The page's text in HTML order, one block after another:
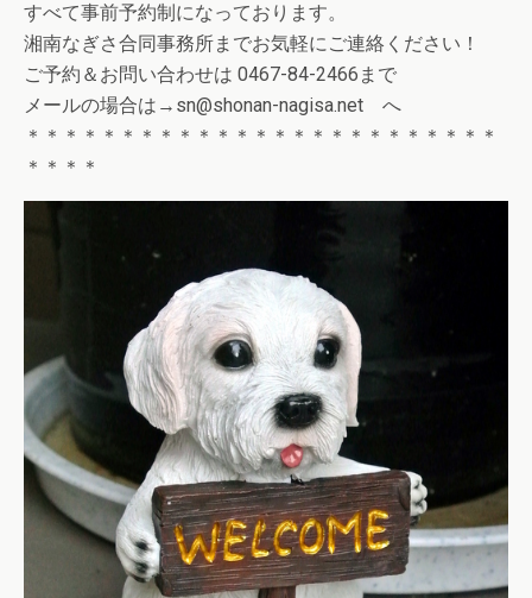
すべて事前予約制になっております。
湘南なぎさ合同事務所までお気軽にご連絡ください！
ご予約＆お問い合わせは 0467-84-2466まで
メールの場合は→sn@shonan-nagisa.net へ
＊＊＊＊＊＊＊＊＊＊＊＊＊＊＊＊＊＊＊＊＊＊＊＊＊
＊＊＊＊